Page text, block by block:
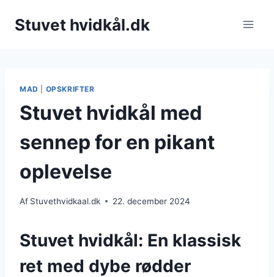
Stuvet hvidkål.dk
MAD OPSKRIFTER
Stuvet hvidkål med
sennep for en pikant
oplevelse
Af Stuvethvidkaal.dk 22. december 2024
Stuvet hvidkål: En klassisk
ret med dybe rødder